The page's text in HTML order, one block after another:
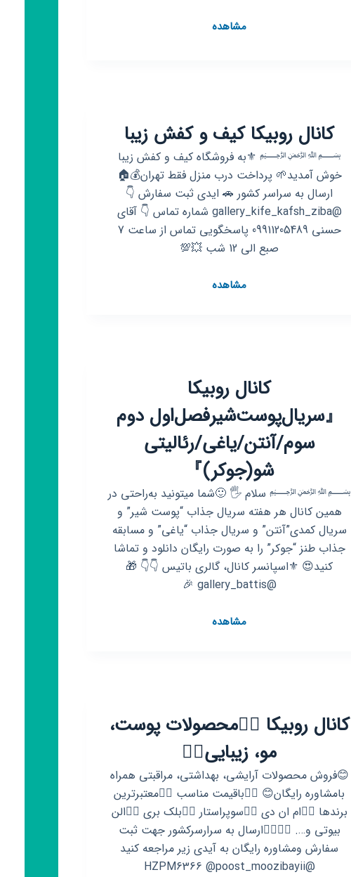
مشاهدهکانال
کانال روبیکا کیف و کفش زیبا
﷽ ⚜️به فروشگاه کیف و کفش زیبا
خوش آمدید🌱 پرداخت درب منزل فقط تهران💰🏠
ارسال به سراسر کشور 🚗 ایدی ثبت سفارش 👇
@gallery_kife_kafsh_ziba شماره تماس 👇 آقای
حسنی 09911205489 پاسخگویی تماس از ساعت 7
صبع الی 12 شب 💥💯
مشاهدهکانال
کانال روبیکا
『سریال‌پوست‌شیرفصل‌اول دوم
سوم/آنتن/یاغی/رئالیتی
شو(جوکر)』
﷽ سلام 🖐 🙂شما میتونید به‌راحتی در
همین کانال هر هفته سریال جذاب “پوست شیر” و
سریال کمدی”آنتن” و سریال جذاب “یاغی” و مسابقه
جذاب طنز “جوکر” را به صورت رایگان دانلود و تماشا
کنید😍 ⚜اسپانسر کانال، گالری باتیس 👇👇 🎁
@gallery_battis 🎉
مشاهدهکانال
یاغی/
رئالیتی
شو(جوکر)』
کانال روبیکا 👌🏻محصولات پوست،
مو، زیبایی👌🏻
😊فروش محصولات آرایشی، بهداشتی، مراقبتی همراه
بامشاوره رایگان😊 👈🏻باقیمت مناسب 👈🏻معتبرترین
برندها 👈🏻ام ان دی 👈🏻سوپراستار 👈🏻بلک بری 👈🏻الن
بیوتی و…. 👈🏻👈🏻ارسال به سرارسرکشور جهت ثبت
سفارش ومشاوره رایگان به آیدی زیر مراجعه کنید
@HZPM6366 @poost_moozibayii